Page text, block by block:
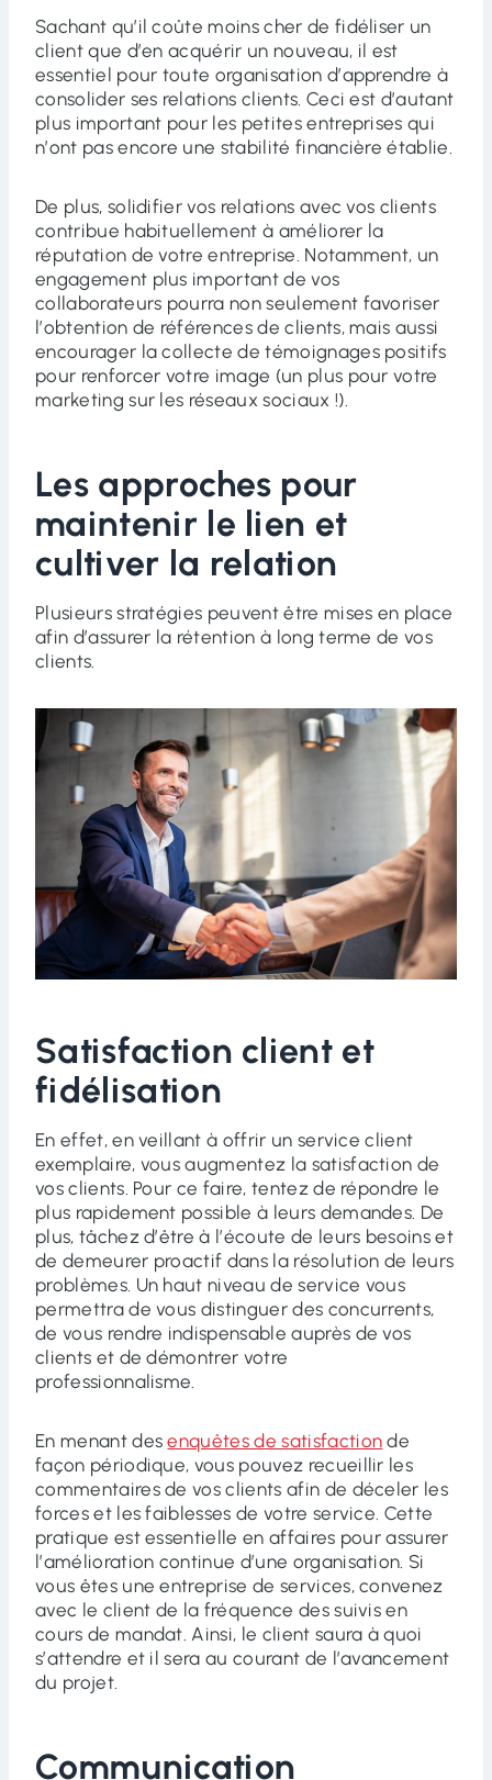
Sachant qu’il coûte moins cher de fidéliser un
client que d’en acquérir un nouveau, il est
essentiel pour toute organisation d’apprendre à
consolider ses relations clients. Ceci est d’autant
plus important pour les petites entreprises qui
n’ont pas encore une stabilité financière établie.
De plus, solidifier vos relations avec vos clients
contribue habituellement à améliorer la
réputation de votre entreprise. Notamment, un
engagement plus important de vos
collaborateurs pourra non seulement favoriser
l’obtention de références de clients, mais aussi
encourager la collecte de témoignages positifs
pour renforcer votre image (un plus pour votre
marketing sur les réseaux sociaux !).
Les approches pour
maintenir le lien et
cultiver la relation
Plusieurs stratégies peuvent être mises en place
afin d’assurer la rétention à long terme de vos
clients.
Satisfaction client et
fidélisation
En effet, en veillant à offrir un service client
exemplaire, vous augmentez la satisfaction de
vos clients. Pour ce faire, tentez de répondre le
plus rapidement possible à leurs demandes. De
plus, tâchez d’être à l’écoute de leurs besoins et
de demeurer proactif dans la résolution de leurs
problèmes. Un haut niveau de service vous
permettra de vous distinguer des concurrents,
de vous rendre indispensable auprès de vos
clients et de démontrer votre
professionnalisme.
En menant desenquêtes de satisfaction de
façon périodique, vous pouvez recueillir les
commentaires de vos clients afin de déceler les
forces et les faiblesses de votre service. Cette
pratique est essentielle en affaires pour assurer
l’amélioration continue d’une organisation. Si
vous êtes une entreprise de services, convenez
avec le client de la fréquence des suivis en
cours de mandat. Ainsi, le client saura à quoi
s’attendre et il sera au courant de l’avancement
du projet.
Communication